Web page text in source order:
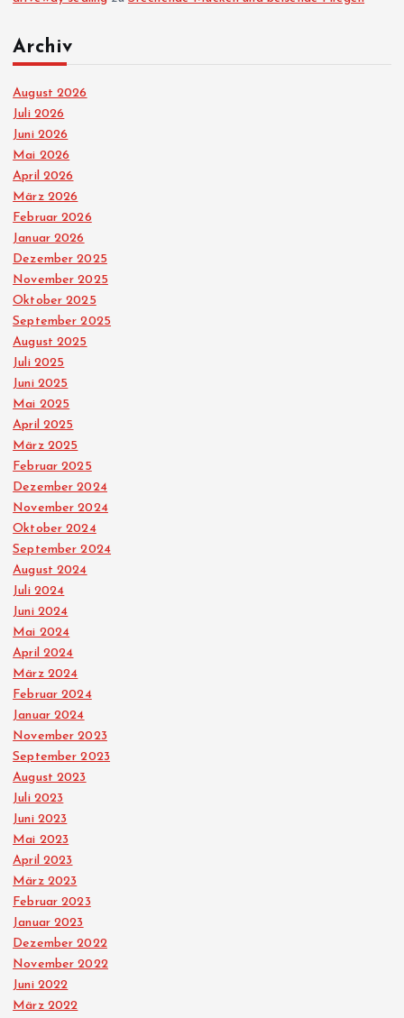
Archiv
August 2026
Juli 2026
Juni 2026
Mai 2026
April 2026
März 2026
Februar 2026
Januar 2026
Dezember 2025
November 2025
Oktober 2025
September 2025
August 2025
Juli 2025
Juni 2025
Mai 2025
April 2025
März 2025
Februar 2025
Dezember 2024
November 2024
Oktober 2024
September 2024
August 2024
Juli 2024
Juni 2024
Mai 2024
April 2024
März 2024
Februar 2024
Januar 2024
November 2023
September 2023
August 2023
Juli 2023
Juni 2023
Mai 2023
April 2023
März 2023
Februar 2023
Januar 2023
Dezember 2022
November 2022
Juni 2022
März 2022